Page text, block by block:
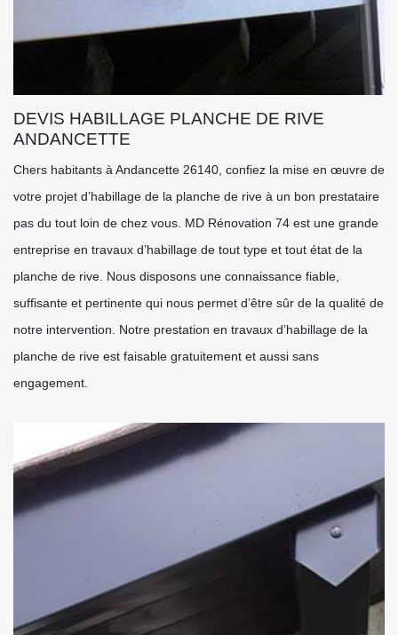
DEVIS HABILLAGE PLANCHE DE RIVE
ANDANCETTE
Chers habitants à Andancette 26140, confiez la mise en œuvre de
votre projet d’habillage de la planche de rive à un bon prestataire
pas du tout loin de chez vous. MD Rénovation 74 est une grande
entreprise en travaux d’habillage de tout type et tout état de la
planche de rive. Nous disposons une connaissance fiable,
suffisante et pertinente qui nous permet d’être sûr de la qualité de
notre intervention. Notre prestation en travaux d’habillage de la
planche de rive est faisable gratuitement et aussi sans
engagement.